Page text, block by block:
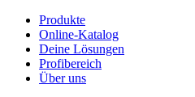
Produkte
Online-Katalog
Deine Lösungen
Profibereich
Über uns